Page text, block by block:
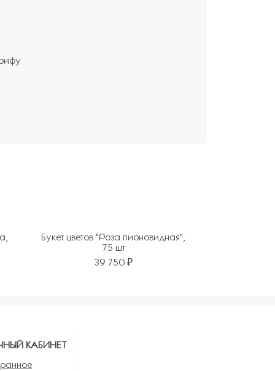
Букет цветов "Роза пионовидная",
75 шт
39 750 ₽
КАБИНЕТ